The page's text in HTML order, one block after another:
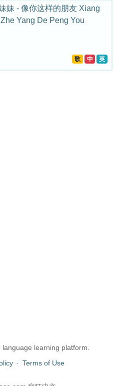
妹 - 像你这样的朋友 Xiang
Yang De Peng You
歌 中 英
learning platform.
· Terms of Use